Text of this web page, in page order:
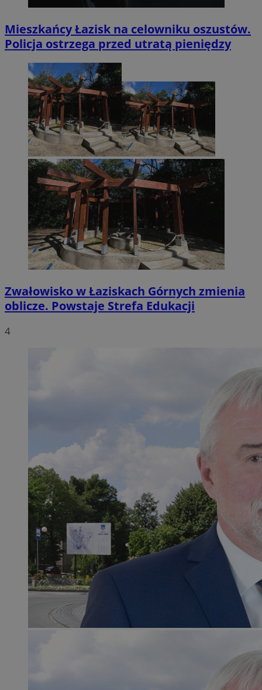
Mieszkańcy Łazisk na celowniku oszustów.
Policja ostrzega przed utratą pieniędzy
Zwałowisko w Łaziskach Górnych zmienia
oblicze. Powstaje Strefa Edukacji
4